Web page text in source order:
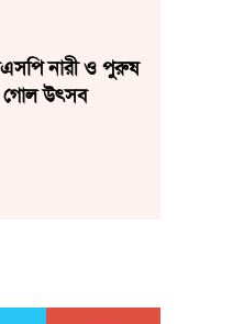
নারী ও পুরুষ
গোল উৎসব